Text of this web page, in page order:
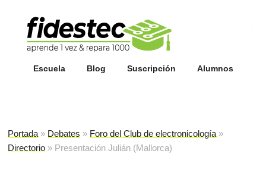
Escuela Blog Suscripción Alumnos
Portada » Debates » Foro del Club de electronicología »
Directorio » Presentación Julián (Mallorca)